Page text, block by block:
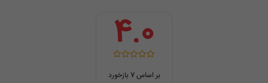
4.0
بر اساس 7 بازخورد